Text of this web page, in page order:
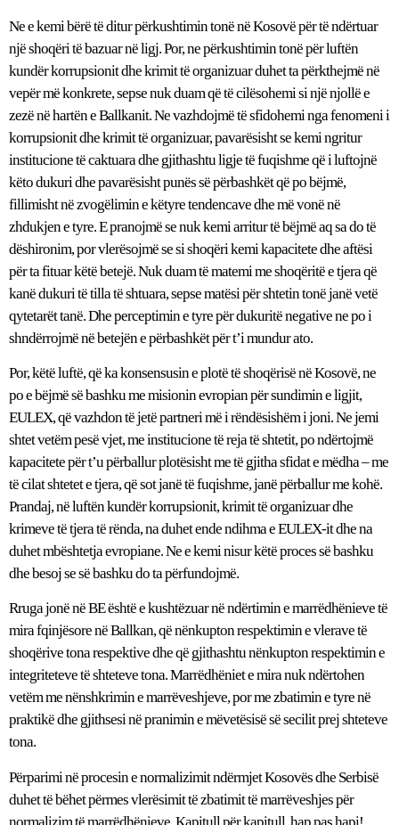
Ne e kemi bërë të ditur përkushtimin tonë në Kosovë për të ndërtuar
një shoqëri të bazuar në ligj. Por, ne përkushtimin tonë për luftën
kundër korrupsionit dhe krimit të organizuar duhet ta përkthejmë në
vepër më konkrete, sepse nuk duam që të cilësohemi si një njollë e
zezë në hartën e Ballkanit. Ne vazhdojmë të sfidohemi nga fenomeni i
korrupsionit dhe krimit të organizuar, pavarësisht se kemi ngritur
institucione të caktuara dhe gjithashtu ligje të fuqishme që i luftojnë
këto dukuri dhe pavarësisht punës së përbashkët që po bëjmë,
fillimisht në zvogëlimin e këtyre tendencave dhe më vonë në
zhdukjen e tyre. E pranojmë se nuk kemi arritur të bëjmë aq sa do të
dëshironim, por vlerësojmë se si shoqëri kemi kapacitete dhe aftësi
për ta fituar këtë betejë. Nuk duam të matemi me shoqëritë e tjera që
kanë dukuri të tilla të shtuara, sepse matësi për shtetin tonë janë vetë
qytetarët tanë. Dhe perceptimin e tyre për dukuritë negative ne po i
shndërrojmë në betejën e përbashkët për t’i mundur ato.
Por, këtë luftë, që ka konsensusin e plotë të shoqërisë në Kosovë, ne
po e bëjmë së bashku me misionin evropian për sundimin e ligjit,
EULEX, që vazhdon të jetë partneri më i rëndësishëm i joni. Ne jemi
shtet vetëm pesë vjet, me institucione të reja të shtetit, po ndërtojmë
kapacitete për t’u përballur plotësisht me të gjitha sfidat e mëdha – me
të cilat shtetet e tjera, që sot janë të fuqishme, janë përballur me kohë.
Prandaj, në luftën kundër korrupsionit, krimit të organizuar dhe
krimeve të tjera të rënda, na duhet ende ndihma e EULEX-it dhe na
duhet mbështetja evropiane. Ne e kemi nisur këtë proces së bashku
dhe besoj se së bashku do ta përfundojmë.
Rruga jonë në BE është e kushtëzuar në ndërtimin e marrëdhënieve të
mira fqinjësore në Ballkan, që nënkupton respektimin e vlerave të
shoqërive tona respektive dhe që gjithashtu nënkupton respektimin e
integriteteve të shteteve tona. Marrëdhëniet e mira nuk ndërtohen
vetëm me nënshkrimin e marrëveshjeve, por me zbatimin e tyre në
praktikë dhe gjithsesi në pranimin e mëvetësisë së secilit prej shteteve
tona.
Përparimi në procesin e normalizimit ndërmjet Kosovës dhe Serbisë
duhet të bëhet përmes vlerësimit të zbatimit të marrëveshjes për
normalizim të marrëdhënieve. Kapitull për kapitull, hap pas hapi!